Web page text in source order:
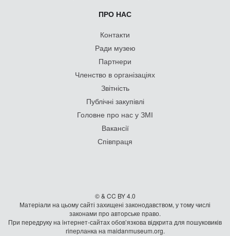
ПРО НАС
Контакти
Ради музею
Партнери
Членство в організаціях
Звітність
Публічні закупівлі
Головне про нас у ЗМІ
Вакансії
Співпраця
© & CC BY 4.0
Матеріали на цьому сайті захищені законодавством, у тому числі
законами про авторське право.
При передруку на iнтернет-сайтах обов’язкова відкрита для пошуковиків
гiперланка на maidanmuseum.org.